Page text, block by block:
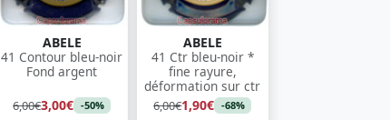
ABELE
41 Contour bleu-noir
Fond argent
6,00€3,00€ -50%
ABELE
41 Ctr bleu-noir *
fine rayure,
déformation sur ctr
6,00€1,90€ -68%